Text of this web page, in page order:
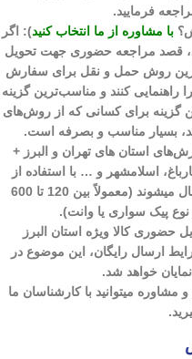
فرمایید.
با مشاوره از ما انتخاب کنید): اگر
قصد مراجعه حضوری جهت تحویل
بهترین روش حمل و نقل برای سفارش
راهنمایی کنند و مناسب‌ترین گزینه
گزینه برای کسانی که از روش‌های
بسیار مناسب و بصرفه است.
استان های تهران و البرز +
اسلامشهر و … با استفاده از
اسنپ یا پیک با تعرفه های اقتصادی ارسال میشوند (معمولاً بین 120 تا 600
پیک سواری یا وانت).
حضوری کالا ویژه استان البرز
ارسال رایگان، این موضوع در
خواهد شد.
میتوانید با کارشناسان ما